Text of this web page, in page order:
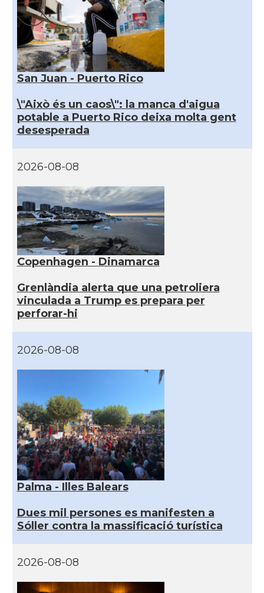
San Juan - Puerto Rico
\"Això és un caos\": la manca d'aigua
potable a Puerto Rico deixa molta gent
desesperada
2026-08-08
Copenhagen - Dinamarca
Grenlàndia alerta que una petroliera
vinculada a Trump es prepara per
perforar-hi
2026-08-08
Palma - Illes Balears
Dues mil persones es manifesten a
Sóller contra la massificació turística
2026-08-08